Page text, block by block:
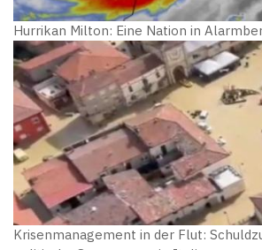
Hurrikan Milton: Eine Nation in
Krisenmanagement in der Flut: